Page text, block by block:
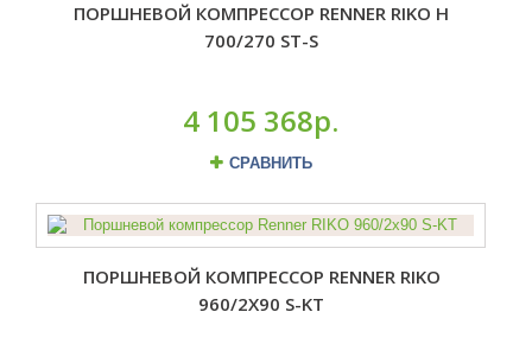
ПОРШНЕВОЙ КОМПРЕССОР RENNER RIKO H
700/270 ST-S
4 105 368р.
СРАВНИТЬ
ПОРШНЕВОЙ КОМПРЕССОР RENNER RIKO
960/2X90 S-KT